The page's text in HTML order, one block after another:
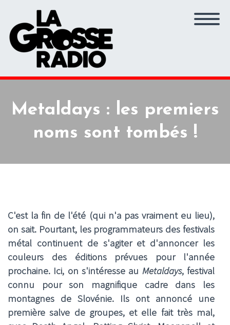
Metaldays : les premiers
noms sont tombés !
C'est la fin de l'été (qui n'a pas vraiment eu lieu),
on sait. Pourtant, les programmateurs des festivals
métal continuent de s'agiter et d'annoncer les
couleurs des éditions prévues pour l'année
prochaine. Ici, on s'intéresse au Metaldays, festival
connu pour son magnifique cadre dans les
montagnes de Slovénie. Ils ont annoncé une
première salve de groupes, et elle fait très mal,